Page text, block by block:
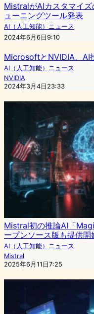
MistralがAIカスタマイ
ューニングツール発表
AI（人工知能）ニュース
2024年6月6日9:10
MicrosoftとNVIDIA、AI
AI（人工知能）ニュース
NVIDIA
2024年3月4日23:33
Mistral初の推論AI「
ープンソース版も提供開
AI（人工知能）ニュース
Mistral
2025年6月11日7:25